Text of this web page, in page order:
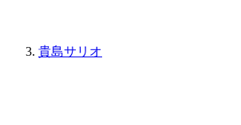
貴島サリオ